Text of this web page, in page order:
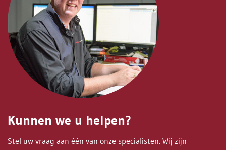
Kunnen we u helpen?
Stel uw vraag aan één van onze specialisten. Wij zijn